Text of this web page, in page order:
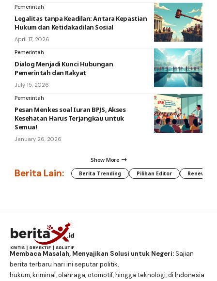
Pemerintah
Legalitas tanpa Keadilan: Antara Kepastian
Hukum dan Ketidakadilan Sosial
April 17, 2026
Pemerintah
Dialog Menjadi Kunci Hubungan
Pemerintah dan Rakyat
July 15, 2026
Pemerintah
Pesan Menkes soal Iuran BPJS, Akses
Kesehatan Harus Terjangkau untuk
Semua!
January 26, 2026
Show More
Berita Lain: Berita Trending Pilihan Editor
Membaca Masalah, Menyajikan Solusi untuk Negeri:Sajian
berita terbaru hari ini seputar politik,
hukum, kriminal, olahraga, otomotif, hingga teknologi, di Indonesia